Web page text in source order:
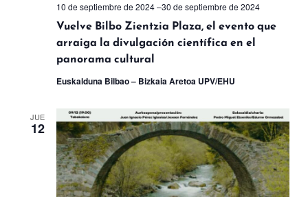
10 de septiembre de 2024–30 de septiembre de 2024
Vuelve Bilbo Zientzia Plaza, el evento que
arraiga la divulgación científica en el
panorama cultural
Euskalduna Bilbao – Bizkaia Aretoa UPV/EHU
JUE
12